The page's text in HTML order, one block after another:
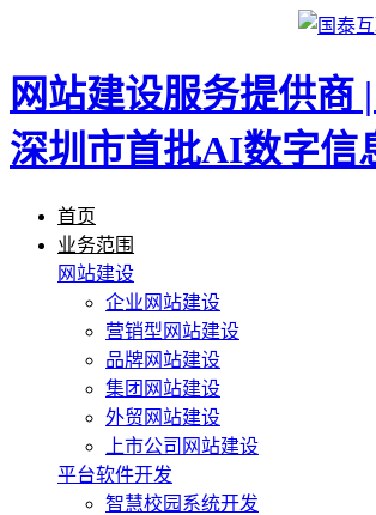
网站建设服务提供商
深圳市首批AI数字信
首页
业务范围
网站建设
企业网站建设
营销型网站建设
品牌网站建设
集团网站建设
外贸网站建设
上市公司网站建设
平台软件开发
智慧校园系统开发